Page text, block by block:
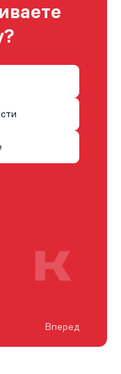
Вперед